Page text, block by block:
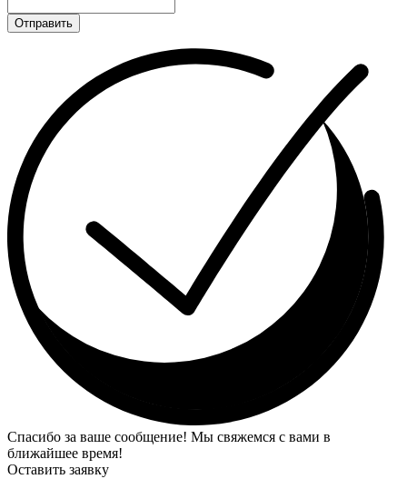
Отправить
Спасибо за ваше сообщение! Мы свяжемся с вами в
ближайшее время!
Оставить заявку